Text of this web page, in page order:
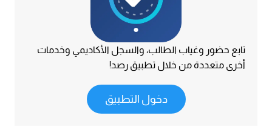
تابع حضور وغياب الطالب، والسجل الأكاديمي وخدمات
أخرى متعددة من خلال تطبيق رصد!
دخول التطبيق